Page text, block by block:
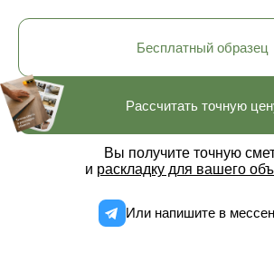
Рассчитать точную
Вы получите точную
и раскладку для вашего
Или напишите в
Бесплатный образец